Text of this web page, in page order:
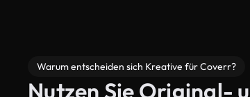
Warum entscheiden sich Kreative für Coverr?
Nutzen Sie Original-